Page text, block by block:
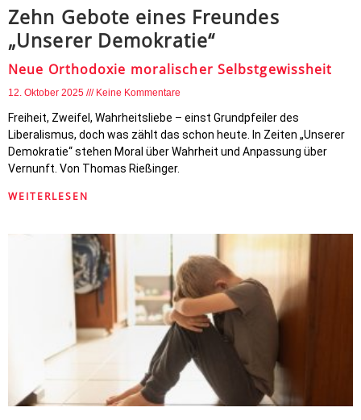
Zehn Gebote eines Freundes
„Unserer Demokratie“
Neue Orthodoxie moralischer Selbstgewissheit
12. Oktober 2025 Keine Kommentare
Freiheit, Zweifel, Wahrheitsliebe – einst Grundpfeiler des
Liberalismus, doch was zählt das schon heute. In Zeiten „Unserer
Demokratie“ stehen Moral über Wahrheit und Anpassung über
Vernunft. Von Thomas Rießinger.
WEITERLESEN